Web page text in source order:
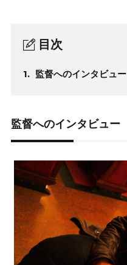
目次
1. 監督へのインタビュー
監督へのインタビュー